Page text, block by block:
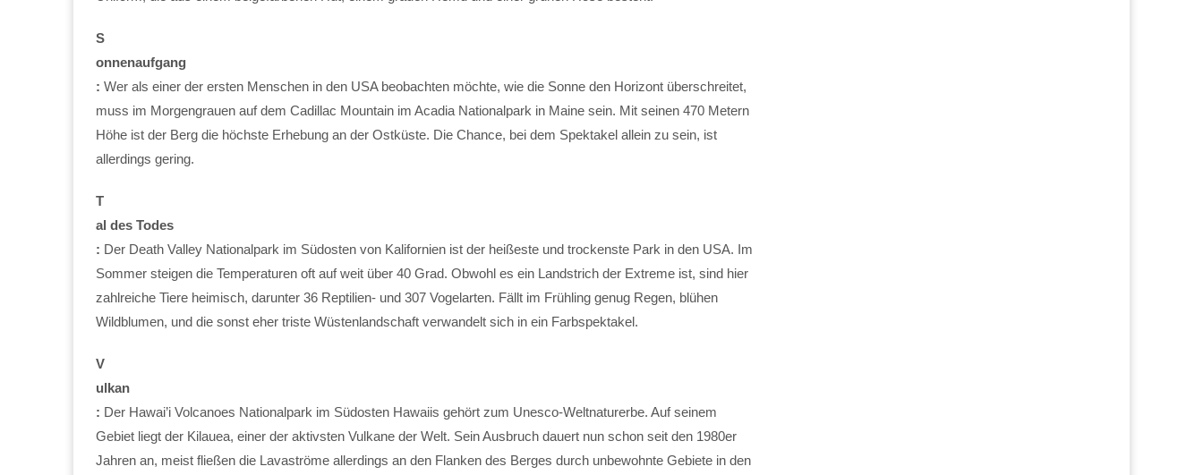
S
onnenaufgang
: Wer als einer der ersten Menschen in den USA beobachten möchte, wie die Sonne den Horizont überschreitet,
muss im Morgengrauen auf dem Cadillac Mountain im Acadia Nationalpark in Maine sein. Mit seinen 470 Metern
Höhe ist der Berg die höchste Erhebung an der Ostküste. Die Chance, bei dem Spektakel allein zu sein, ist
allerdings gering.
T
al des Todes
: Der Death Valley Nationalpark im Südosten von Kalifornien ist der heißeste und trockenste Park in den USA. Im
Sommer steigen die Temperaturen oft auf weit über 40 Grad. Obwohl es ein Landstrich der Extreme ist, sind hier
zahlreiche Tiere heimisch, darunter 36 Reptilien- und 307 Vogelarten. Fällt im Frühling genug Regen, blühen
Wildblumen, und die sonst eher triste Wüstenlandschaft verwandelt sich in ein Farbspektakel.
V
ulkan
: Der Hawai’i Volcanoes Nationalpark im Südosten Hawaiis gehört zum Unesco-Weltnaturerbe. Auf seinem
Gebiet liegt der Kilauea, einer der aktivsten Vulkane der Welt. Sein Ausbruch dauert nun schon seit den 1980er
Jahren an, meist fließen die Lavaströme allerdings an den Flanken des Berges durch unbewohnte Gebiete in den